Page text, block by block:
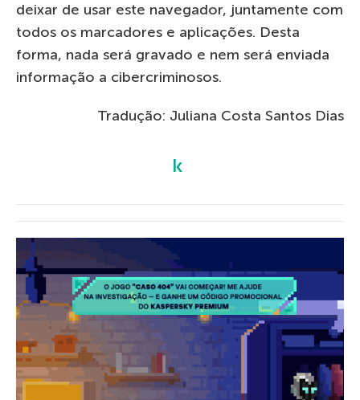
deixar de usar este navegador, juntamente com
todos os marcadores e aplicações. Desta
forma, nada será gravado e nem será enviada
informação a cibercriminosos.
Tradução: Juliana Costa Santos Dias